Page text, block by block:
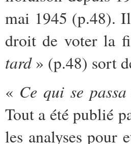
mai 1945 (p.48).
droit de voter la
tard» (p.48) sort
« Ce qui se
Tout a été publié
les analyses pour